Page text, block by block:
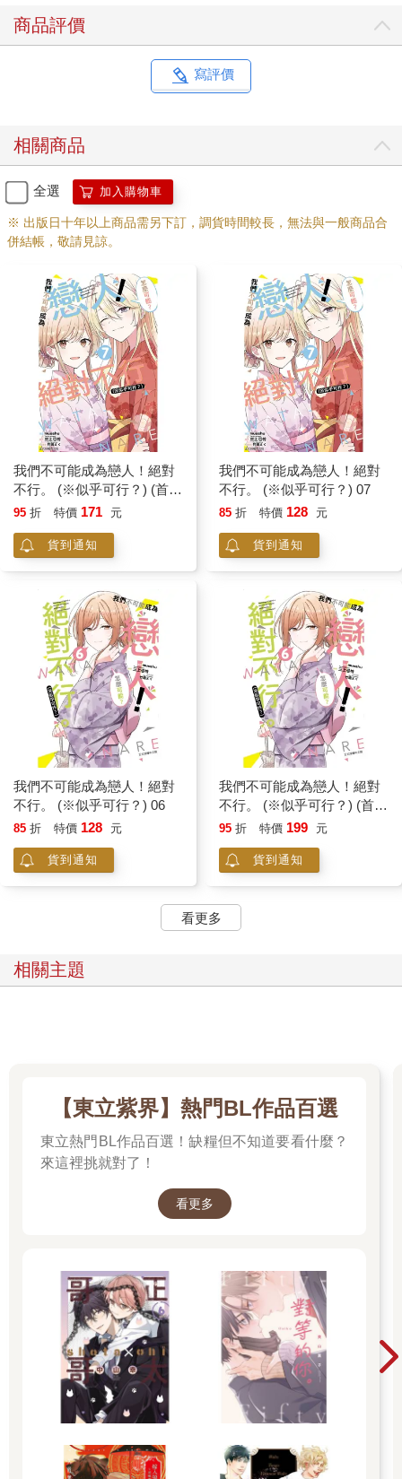
商品評價
寫評價
相關商品
全選 加入購物車
※ 出版日十年以上商品需另下訂，調貨時間較長，無法與一般商品合
併結帳，敬請見諒。
我們不可能成為戀人！絕對
不行。 (※似乎可行？) (首刷
限定版) 07
95 折 特價 171 元
貨到通知
我們不可能成為戀人！絕對
不行。 (※似乎可行？) 07
85 折 特價 128 元
貨到通知
我們不可能成為戀人！絕對
不行。 (※似乎可行？) 06
85 折 特價 128 元
貨到通知
我們不可能成為戀人！絕對
不行。 (※似乎可行？) (首刷
限定版) 06
95 折 特價 199 元
貨到通知
看更多
相關主題
【東立紫界】熱門BL作品百選
東立熱門BL作品百選！缺糧但不知道要看什麼？
來這裡挑就對了！
看更多